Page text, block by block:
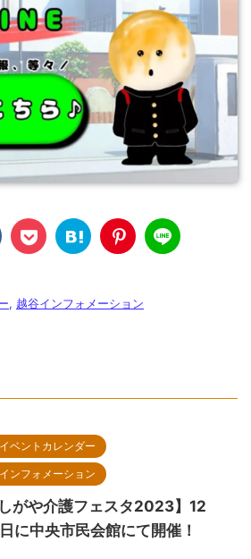
, 越谷インフォメーション
ベントカレンダー
ンフォメーション
しがや介護フェスタ2023】12
に中央市民会館にて開催！